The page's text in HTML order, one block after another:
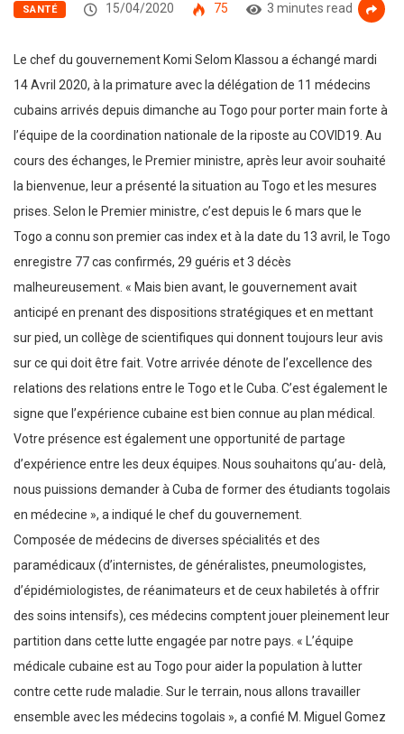
SANTÉ 15/04/2020 75 3 minutes read
Le chef du gouvernement Komi Selom Klassou a échangé mardi
14 Avril 2020, à la primature avec la délégation de 11 médecins
cubains arrivés depuis dimanche au Togo pour porter main forte à
l’équipe de la coordination nationale de la riposte au COVID19. Au
cours des échanges, le Premier ministre, après leur avoir souhaité
la bienvenue, leur a présenté la situation au Togo et les mesures
prises. Selon le Premier ministre, c’est depuis le 6 mars que le
Togo a connu son premier cas index et à la date du 13 avril, le Togo
enregistre 77 cas confirmés, 29 guéris et 3 décès
malheureusement. « Mais bien avant, le gouvernement avait
anticipé en prenant des dispositions stratégiques et en mettant
sur pied, un collège de scientifiques qui donnent toujours leur avis
sur ce qui doit être fait. Votre arrivée dénote de l’excellence des
relations des relations entre le Togo et le Cuba. C’est également le
signe que l’expérience cubaine est bien connue au plan médical.
Votre présence est également une opportunité de partage
d’expérience entre les deux équipes. Nous souhaitons qu’au- delà,
nous puissions demander à Cuba de former des étudiants togolais
en médecine », a indiqué le chef du gouvernement.
Composée de médecins de diverses spécialités et des
paramédicaux (d’internistes, de généralistes, pneumologistes,
d’épidémiologistes, de réanimateurs et de ceux habiletés à offrir
des soins intensifs), ces médecins comptent jouer pleinement leur
partition dans cette lutte engagée par notre pays. « L’équipe
médicale cubaine est au Togo pour aider la population à lutter
contre cette rude maladie. Sur le terrain, nous allons travailler
ensemble avec les médecins togolais », a confié M. Miguel Gomez